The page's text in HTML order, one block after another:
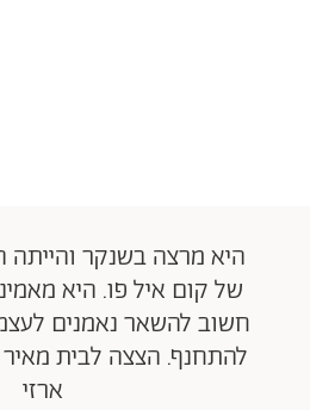
היא מרצה בשנקר
של קום איל פו. היא
חשוב להשאר נאמנים
להתחנף. הצצה לבית מאיר
ארזי